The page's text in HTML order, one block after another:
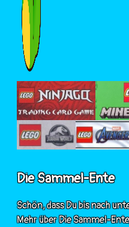
Die Sammel-Ente
Schön, dass Du bis nach
Mehr über Die Sammel-